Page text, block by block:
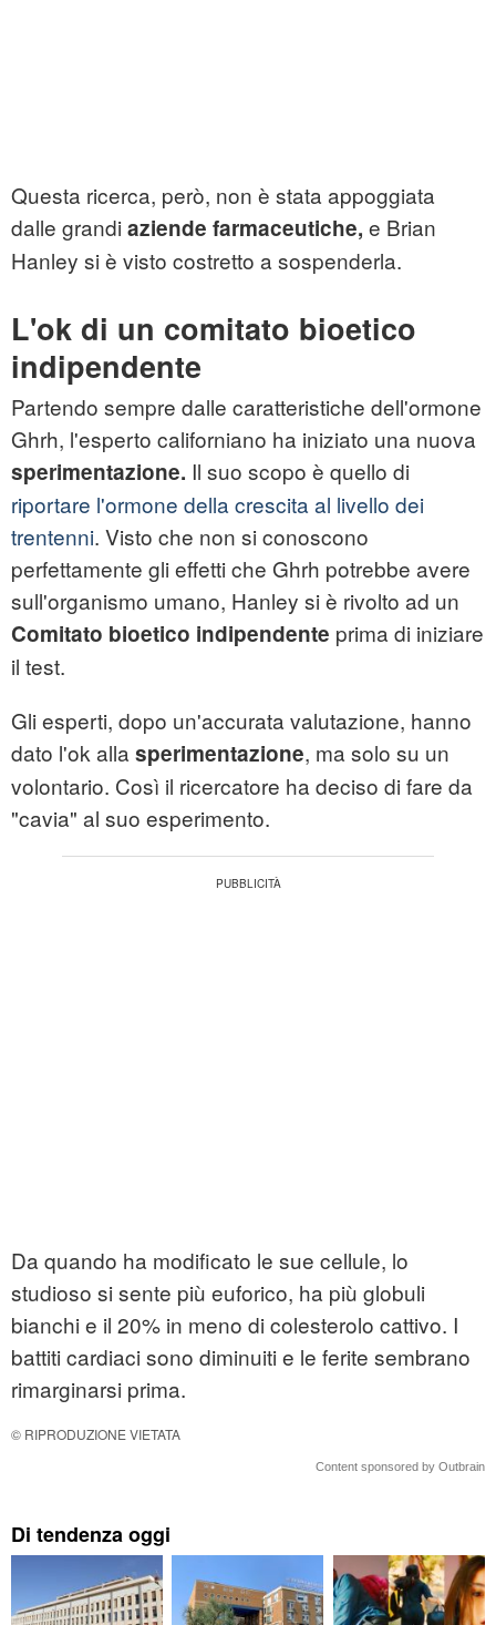
Questa ricerca, però, non è stata appoggiata
dalle grandi aziende farmaceutiche, e Brian
Hanley si è visto costretto a sospenderla.
L'ok di un comitato bioetico
indipendente
Partendo sempre dalle caratteristiche dell'ormone
Ghrh, l'esperto californiano ha iniziato una nuova
sperimentazione. Il suo scopo è quello di
riportare l'ormone della crescita al livello dei
trentenni. Visto che non si conoscono
perfettamente gli effetti che Ghrh potrebbe avere
sull'organismo umano, Hanley si è rivolto ad un
Comitato bioetico indipendente prima di iniziare
il test.
Gli esperti, dopo un'accurata valutazione, hanno
dato l'ok alla sperimentazione, ma solo su un
volontario. Così il ricercatore ha deciso di fare da
"cavia" al suo esperimento.
Da quando ha modificato le sue cellule, lo
studioso si sente più euforico, ha più globuli
bianchi e il 20% in meno di colesterolo cattivo. I
battiti cardiaci sono diminuiti e le ferite sembrano
rimarginarsi prima.
© RIPRODUZIONE VIETATA
Content sponsored by Outbrain
Di tendenza oggi